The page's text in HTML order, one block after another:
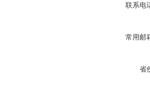
联系电
常用邮
省